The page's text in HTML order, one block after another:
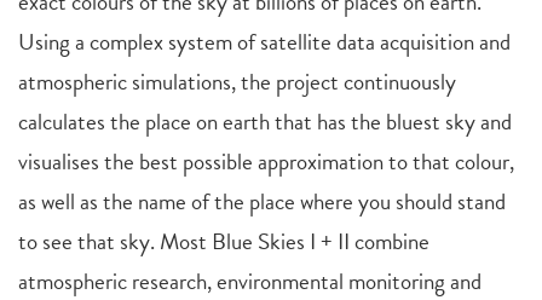
Using a complex system of satellite data acquisition and
atmospheric simulations, the project continuously
calculates the place on earth that has the bluest sky and
visualises the best possible approximation to that colour,
as well as the name of the place where you should stand
to see that sky. Most Blue Skies I + II combine
atmospheric research, environmental monitoring and